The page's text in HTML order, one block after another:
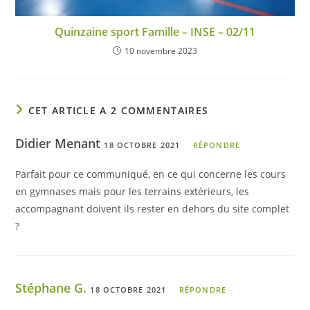
Quinzaine sport Famille – INSE – 02/11
10 novembre 2023
CET ARTICLE A 2 COMMENTAIRES
Didier Menant 18 OCTOBRE 2021 RÉPONDRE
Parfait pour ce communiqué, en ce qui concerne les cours
en gymnases mais pour les terrains extérieurs, les
accompagnant doivent ils rester en dehors du site complet
?
Stéphane G. 18 OCTOBRE 2021 RÉPONDRE